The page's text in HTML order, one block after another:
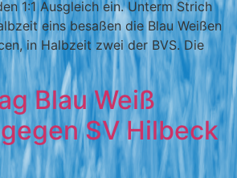
1:1 Ausgleich ein. Unterm Strich
eins besaßen die Blau Weißen
in Halbzeit zwei der BVS. Die
Blau Weiß
SV Hilbeck